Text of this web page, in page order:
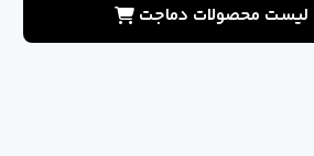
محصولات دماجت